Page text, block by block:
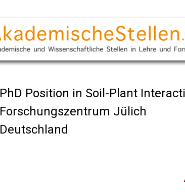
PhD Position in Soil-Plant
Forschungszentrum Jülich
Deutschland